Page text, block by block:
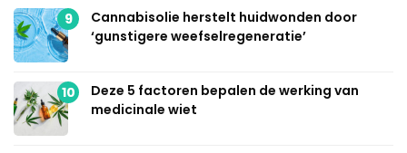
9
Cannabisolie herstelt huidwonden door
‘gunstigere weefselregeneratie’
10
Deze 5 factoren bepalen de werking van
medicinale wiet